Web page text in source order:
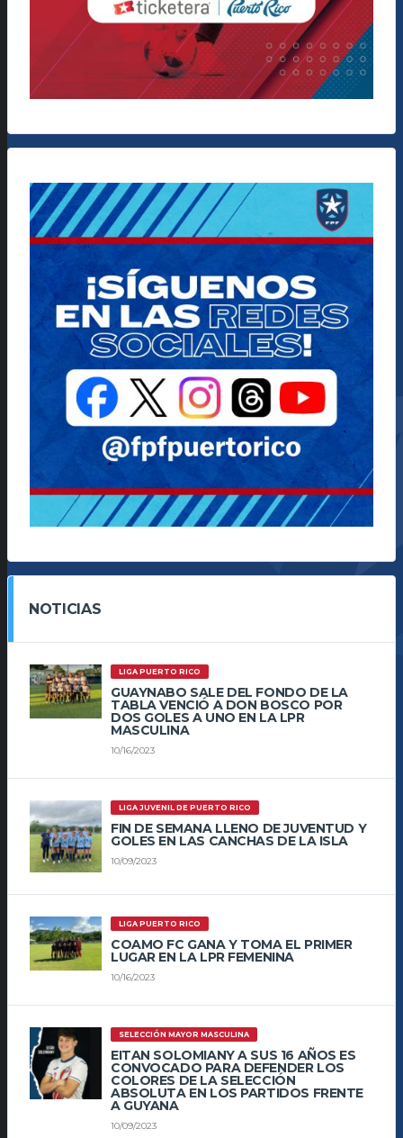
NOTICIAS
LIGA PUERTO RICO
GUAYNABO SALE DEL FONDO DE LA
TABLA VENCIÓ A DON BOSCO POR
DOS GOLES A UNO EN LA LPR
MASCULINA
10/16/2023
LIGA JUVENIL DE PUERTO RICO
FIN DE SEMANA LLENO DE JUVENTUD Y
GOLES EN LAS CANCHAS DE LA ISLA
10/09/2023
LIGA PUERTO RICO
COAMO FC GANA Y TOMA EL PRIMER
LUGAR EN LA LPR FEMENINA
10/16/2023
SELECCIÓN MAYOR MASCULINA
EITAN SOLOMIANY A SUS 16 AÑOS ES
CONVOCADO PARA DEFENDER LOS
COLORES DE LA SELECCIÓN
ABSOLUTA EN LOS PARTIDOS FRENTE
A GUYANA
10/09/2023